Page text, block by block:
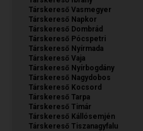
Társkereső Vasmegyer
Társkereső Napkor
Társkereső Dombrád
Társkereső Pócspetri
Társkereső Nyírmada
Társkereső Vaja
Társkereső Nyírbogdány
Társkereső Nagydobos
Társkereső Kocsord
Társkereső Tarpa
Társkereső Timár
Társkereső Kállósemjén
Társkereső Tiszanagyfalu